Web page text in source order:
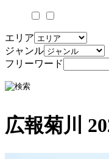
エリア
ジャンル
フリーワード
広報菊川